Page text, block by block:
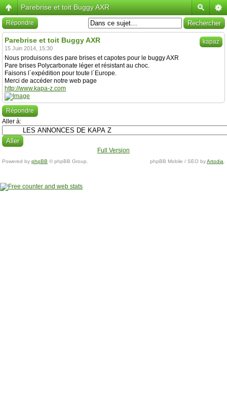
Parebrise et toit Buggy AXR
Répondre
kapaz
Parebrise et toit Buggy AXR
15 Juin 2014, 15:30
Nous produisons des pare brises et capotes pour le buggy AXR
Pare brises Polycarbonate léger et résistant au choc.
Faisons l´expédition pour toute l´Europe.
Merci de accéder notre web page
http://www.kapa-z.com
Répondre
Aller à:
Full Version
Powered by phpBB © phpBB Group. phpBB Mobile / SEO byArtodia